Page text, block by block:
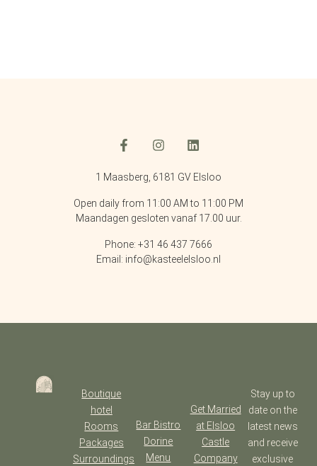
1 Maasberg, 6181 GV Elsloo
Open daily from 11:00 AM to 11:00 PM
Maandagen gesloten vanaf 17.00 uur.
Phone: +31 46 437 7666
Email: info@kasteelelsloo.nl
Boutique
hotel
Rooms
Packages
Surroundings
Bar Bistro
Dorine
Menu
Get Married
at Elsloo
Castle
Company
Stay up to
date on the
latest news
and receive
exclusive